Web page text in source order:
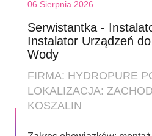
06 Sierpnia 2026
Serwistantka -
Instalator Urządzeń
Wody
FIRMA: HYDROPURE
LOKALIZACJA:
KOSZALIN